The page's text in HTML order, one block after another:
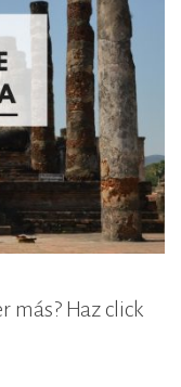
más? Haz click